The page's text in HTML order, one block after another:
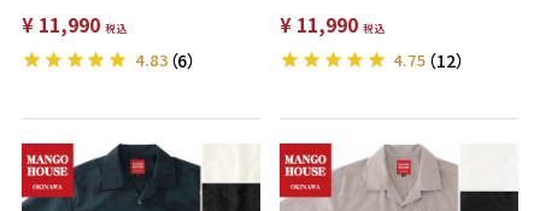
¥ 11,990 税込
4.83 （6）
¥ 11,990 税込
4.75 （12）